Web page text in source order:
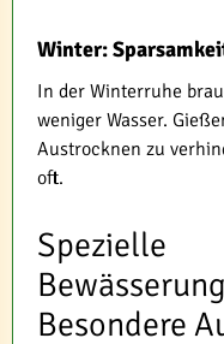
Winter:
In der Winterruhe
weniger Wasser.
Austrocknen zu
oft.
Spezielle
Besondere